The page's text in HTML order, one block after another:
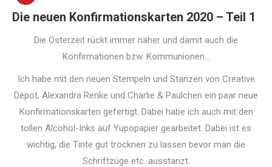
Die neuen Konfirmationskarten 2020 – Teil 1
Die Osterzeit rückt immer näher und damit auch die
Konfirmationen bzw. Kommunionen…
Ich habe mit den neuen Stempeln und Stanzen von Creative
Depot, Alexandra Renke und Charlie & Paulchen ein paar neue
Konfirmationskarten gefertigt. Dabei habe ich auch mit den
tollen Alcohol-Inks auf Yupopapier gearbeitet. Dabei ist es
wichtig, die Tinte gut trocknen zu lassen bevor man die
Schriftzüge etc. ausstanzt.